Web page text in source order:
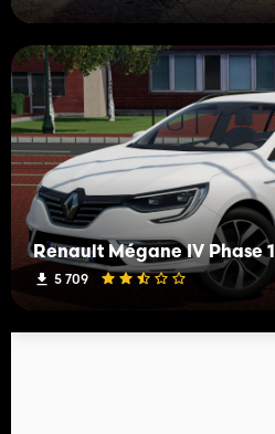
Renault Mégane IV Phase 1
5 709